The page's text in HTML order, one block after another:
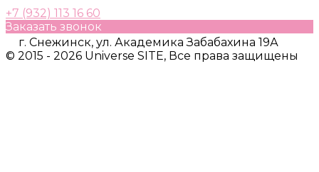
+7 (932) 113 16 60
Заказать звонок
г. Снежинск, ул. Академика Забабахина 19А
© 2015 - 2026 Universe SITE, Все права защищены